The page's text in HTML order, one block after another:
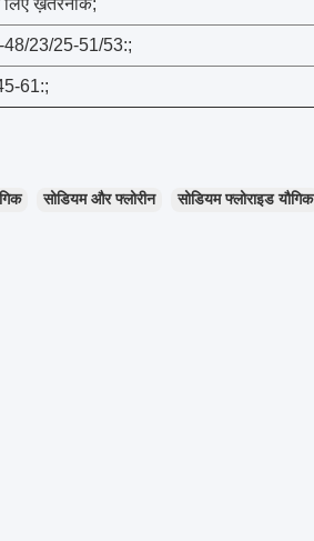
लिए ख़तरनाक;
23/25-51/53:;
61:;
सोडियम और फ्लोरीन सोडियम फ्लोराइड यौगिक